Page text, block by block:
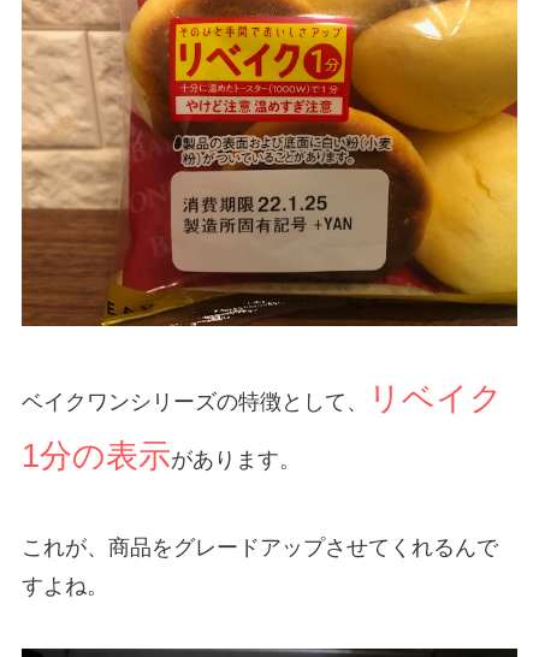
ベイクワンシリーズの特徴として、
リベイク
1分の表示があります。
これが、商品をグレードアップさせてくれるんで
すよね。